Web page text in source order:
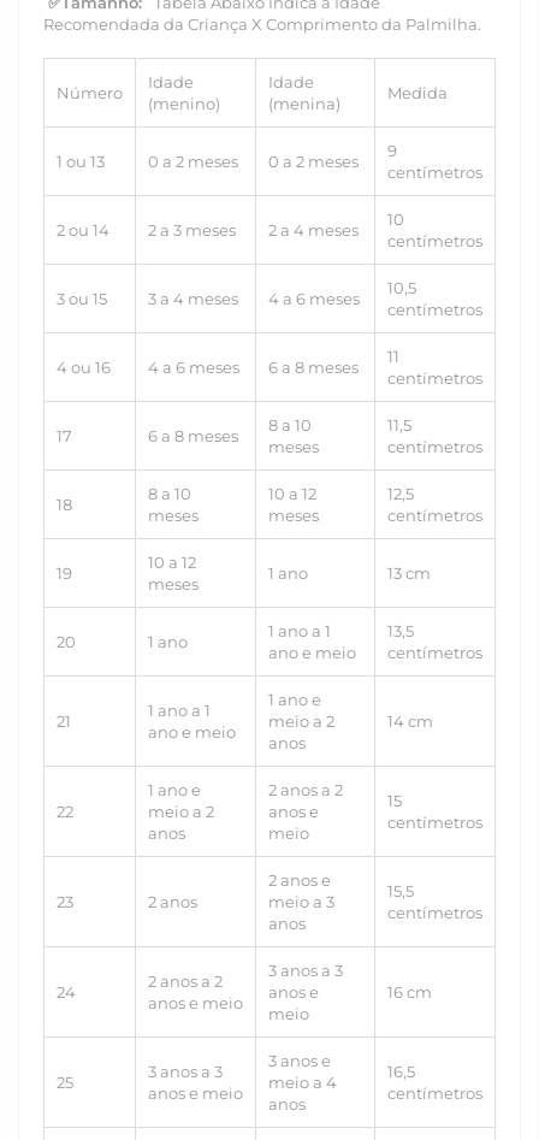
Recomendada da Criança X Comprimento da Palmilha.
Número
Idade
(menino)
Idade
(menina)
Medida
1 ou 13 0 a 2 meses 0 a 2 meses
9
centímetros
2 ou 14 2 a 3 meses 2 a 4 meses
10
centímetros
3 ou 15 3 a 4 meses 4 a 6 meses
10,5
centímetros
4 ou 16 4 a 6 meses 6 a 8 meses
11
centímetros
17 6 a 8 meses
8 a 10
meses
11,5
centímetros
18
8 a 10
meses
10 a 12
meses
12,5
centímetros
19
10 a 12
meses
1 ano 13 cm
20 1 ano
1 ano a 1
ano e meio
13,5
centímetros
21
1 ano a 1
ano e meio
1 ano e
meio a 2
anos
14 cm
22
1 ano e
meio a 2
anos
2 anos a 2
anos e
meio
15
centímetros
23 2 anos
2 anos e
meio a 3
anos
15,5
centímetros
24
2 anos a 2
anos e meio
3 anos a 3
anos e
meio
16 cm
25
3 anos a 3
anos e meio
3 anos e
meio a 4
anos
16,5
centímetros